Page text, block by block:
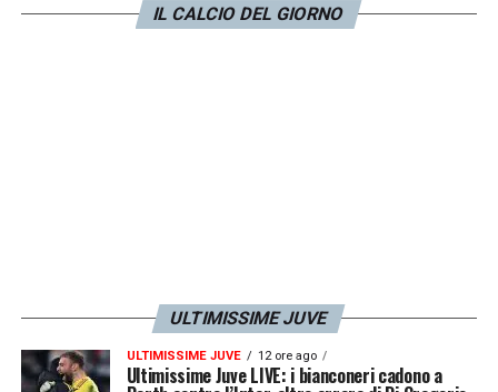
Goglichidze dell’Empoli».
IL CALCIO DEL GIORNO
ULTIMISSIME JUVE
ULTIMISSIME JUVE 12 ore ago
Ultimissime Juve LIVE: i bianconeri cadono a